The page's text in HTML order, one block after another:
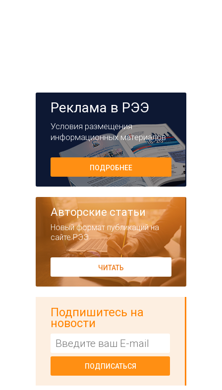
Реклама в РЭЭ
Условия размещения
информационных материалов
ПОДРОБНЕЕ
Авторские статьи
Новый формат публикаций на
сайте РЭЭ
ЧИТАТЬ
Подпишитесь на
новости
ПОДПИСАТЬСЯ